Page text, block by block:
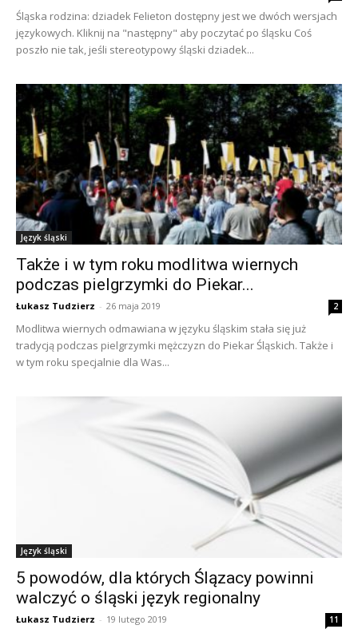
Śląska rodzina: dziadek Felieton dostępny jest we dwóch wersjach
językowych. Kliknij na "następny" aby poczytać po śląsku Coś
poszło nie tak, jeśli stereotypowy śląski dziadek...
Język śląski
Także i w tym roku modlitwa wiernych
podczas pielgrzymki do Piekar...
Łukasz Tudzierz - 26 maja 2019 2
Modlitwa wiernych odmawiana w języku śląskim stała się już
tradycją podczas pielgrzymki mężczyzn do Piekar Śląskich. Także i
w tym roku specjalnie dla Was...
Język śląski
5 powodów, dla których Ślązacy powinni
walczyć o śląski język regionalny
Łukasz Tudzierz - 19 lutego 2019 11